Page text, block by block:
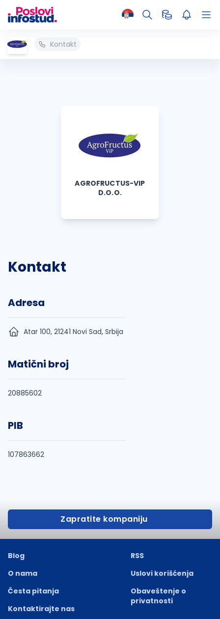
Kontakt
AGROFRUCTUS-VIP
D.O.O.
Kontakt
Adresa
Atar 100, 21241 Novi Sad, Srbija
Matični broj
20885602
PIB
107863662
Zapratite kompaniju
Blog
O nama
Česta pitanja
Kontaktirajte nas
RSS
Uslovi korišćenja
Obaveštenje o
privatnosti